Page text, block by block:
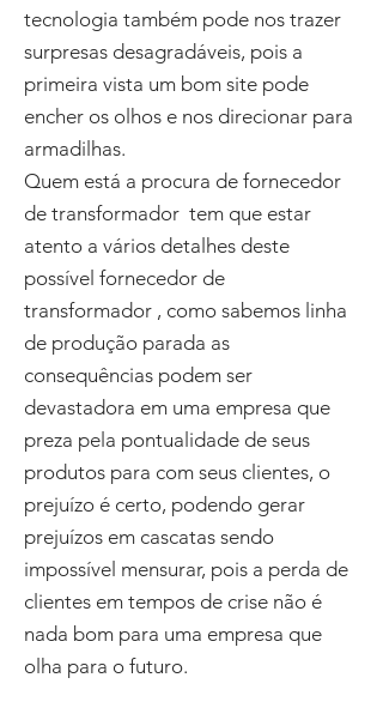
tecnologia também pode nos trazer
surpresas desagradáveis, pois a
primeira vista um bom site pode
encher os olhos e nos direcionar para
armadilhas.
Quem está a procura de fornecedor
de transformador tem que estar
atento a vários detalhes deste
possível fornecedor de
transformador , como sabemos linha
de produção parada as
consequências podem ser
devastadora em uma empresa que
preza pela pontualidade de seus
produtos para com seus clientes, o
prejuízo é certo, podendo gerar
prejuízos em cascatas sendo
impossível mensurar, pois a perda de
clientes em tempos de crise não é
nada bom para uma empresa que
olha para o futuro.